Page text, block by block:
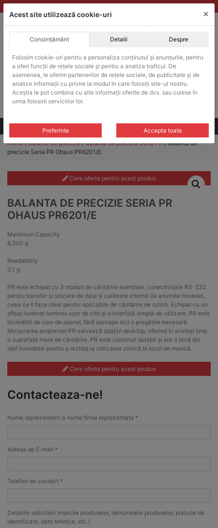
Skip
to
ACHIZITII PUBLICE
Produsele pot fi achizitionate si in sistemul SEAP / SICAP
Products
search
CAUTARE
Toate produsele
Home/Balante de precizie/Balante de precizie Seria PR/ Balanta de
precizie Seria PR Ohaus PR6201/E
Cere oferta pentru acest produs
BALANTA DE PRECIZIE SERIA PR
OHAUS PR6201/E
Maximum Capacity
6,200 g
Readability
0.1 g
PR este echipat cu 3 moduri de cântărire esențiale, conectivitate RS-232
pentru transfer și stocare de date și calibrare internă (la anumite modele),
ceea ce îl face ideal pentru aplicațiile de cântărire de rutină. Echipat cu un
afișaj iluminat luminos ușor de citit și o interfață simplă de utilizare, PR este
incredibil de ușor de operat, fără aproape nici o pregătire necesară.
Micșorarea amprentei PR salvează spațiul desktop, oferind în același timp
o suprafață mare de cântărire. PR este construit durabil și are o tavă din
oțel inoxidabil pentru a rezista la utilizarea zilnică la locul de muncă.
Cere oferta pentru acest produs
Contacteaza-ne!
Nume reprezentant si nume firma reprezentata *
Adresa de E-mail *
Telefon de contact *
Detaliile solicitarii (marcile produselor, denumireile produselor, placute de
identificare, date tehnice, etc.)
Acest site utilizează cookie-uri ×
Consimțământ Detalii Despre
Folosim cookie-uri pentru a personaliza conținutul și anunțurile, pentru
a oferi funcții de rețele sociale și pentru a analiza traficul. De
asemenea, le oferim partenerilor de rețele sociale, de publicitate și de
analize informații cu privire la modul în care folosiți site-ul nostru.
Aceștia le pot combina cu alte informații oferite de dvs. sau culese în
urma folosirii serviciilor lor.
Preferinte Accepta toate